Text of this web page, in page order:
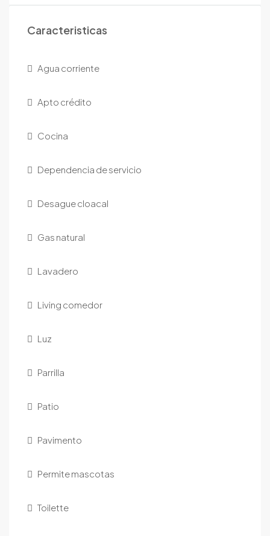
Caracteristicas
Agua corriente
Apto crédito
Cocina
Dependencia de servicio
Desague cloacal
Gas natural
Lavadero
Living comedor
Luz
Parrilla
Patio
Pavimento
Permite mascotas
Toilette